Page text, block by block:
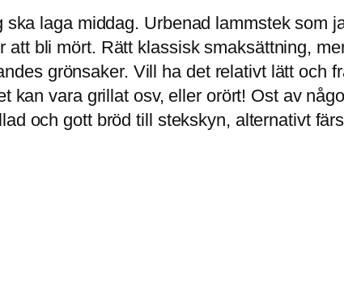
laga middag. Urbenad lammstek som
bli mört. Rätt klassisk smaksättning,
grönsaker. Vill ha det relativt lätt och
kan vara grillat osv, eller orört! Ost av
och gott bröd till stekskyn, alternativt